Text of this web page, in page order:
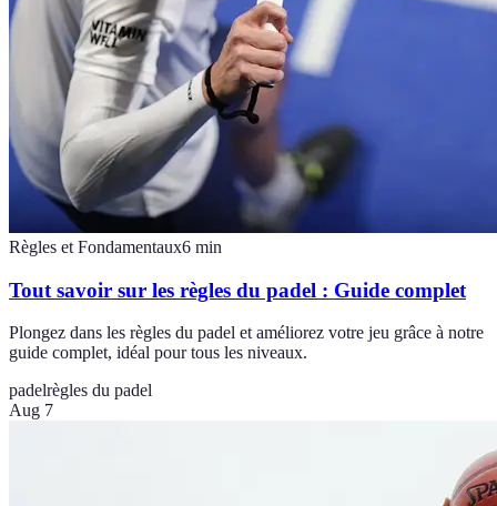
Règles et Fondamentaux6 min
Tout savoir sur les règles du padel : Guide complet
Plongez dans les règles du padel et améliorez votre jeu grâce à notre
guide complet, idéal pour tous les niveaux.
padelrègles du padel
Aug 7